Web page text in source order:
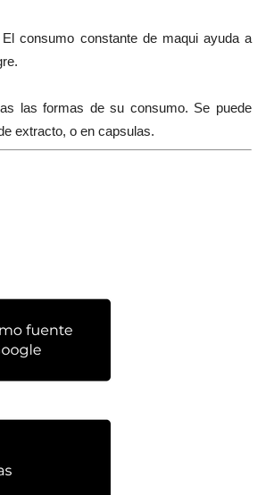
consumo constante de maqui ayuda a
las formas de su consumo. Se puede
extracto, o en capsulas.